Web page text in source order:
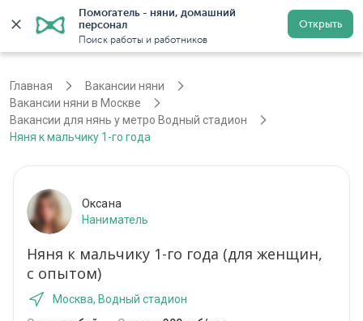
Помогатель - няни, домашний
персонал
Поиск работы и работников
Открыть
Регистрация
Главная
Вакансии няни
Вакансии няни в Москве
Вакансии для нянь у метро Водный стадион
Няня к мальчику 1-го года
Оксана
Наниматель
Няня к мальчику 1-го года (для женщин,
с опытом)
Москва, Водный стадион